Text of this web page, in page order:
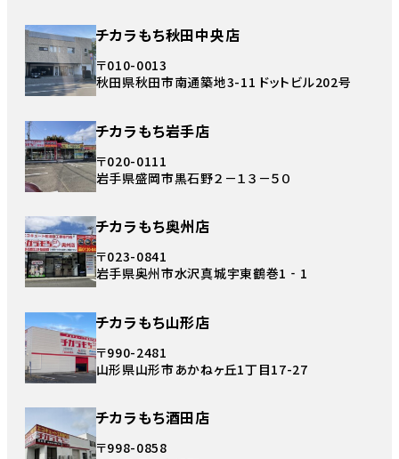
チカラもち秋田中央店
〒010-0013
秋田県秋田市南通築地3-11 ドットビル202号
チカラもち岩手店
〒020-0111
岩手県盛岡市黒石野２－１３－５０
チカラもち奥州店
〒023-0841
岩手県奥州市水沢真城宇東鶴巻1‐1
チカラもち山形店
〒990-2481
山形県山形市あかねヶ丘1丁目17-27
チカラもち酒田店
〒998-0858